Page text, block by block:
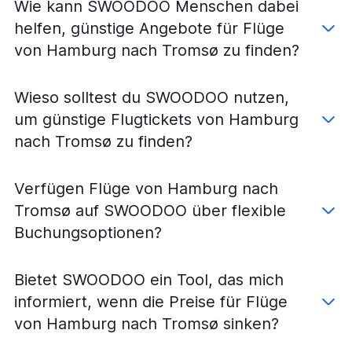
Wie kann SWOODOO Menschen dabei
helfen, günstige Angebote für Flüge
von Hamburg nach Tromsø zu finden?
Wieso solltest du SWOODOO nutzen,
um günstige Flugtickets von Hamburg
nach Tromsø zu finden?
Verfügen Flüge von Hamburg nach
Tromsø auf SWOODOO über flexible
Buchungsoptionen?
Bietet SWOODOO ein Tool, das mich
informiert, wenn die Preise für Flüge
von Hamburg nach Tromsø sinken?